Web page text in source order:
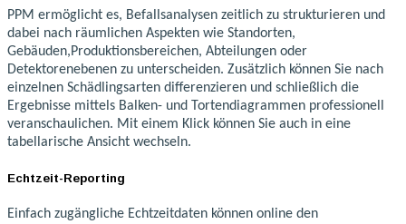
PPM ermöglicht es, Befallsanalysen zeitlich zu strukturieren und
dabei nach räumlichen Aspekten wie Standorten,
Gebäuden,Produktionsbereichen, Abteilungen oder
Detektorenebenen zu unterscheiden. Zusätzlich können Sie nach
einzelnen Schädlingsarten differenzieren und schließlich die
Ergebnisse mittels Balken- und Tortendiagrammen professionell
veranschaulichen. Mit einem Klick können Sie auch in eine
tabellarische Ansicht wechseln.
Echtzeit-Reporting
Einfach zugängliche Echtzeitdaten können online den